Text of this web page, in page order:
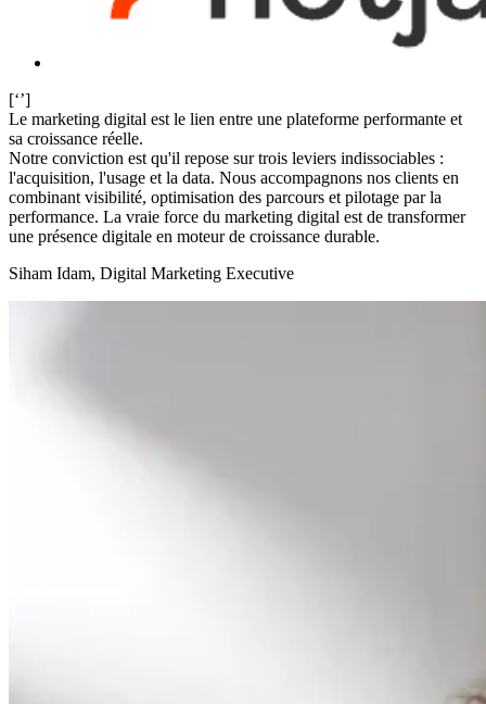
[‘’]
Le marketing digital est le lien entre une plateforme performante et
sa croissance réelle.
Notre conviction est qu'il repose sur trois leviers indissociables :
l'acquisition, l'usage et la data. Nous accompagnons nos clients en
combinant visibilité, optimisation des parcours et pilotage par la
performance. La vraie force du marketing digital est de transformer
une présence digitale en moteur de croissance durable.
Siham Idam, Digital Marketing Executive